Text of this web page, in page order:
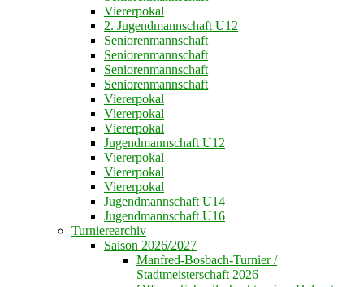
Viererpokal
2. Jugendmannschaft U12
Seniorenmannschaft
Seniorenmannschaft
Seniorenmannschaft
Seniorenmannschaft
Viererpokal
Viererpokal
Viererpokal
Jugendmannschaft U12
Viererpokal
Viererpokal
Viererpokal
Jugendmannschaft U14
Jugendmannschaft U16
Turnierearchiv
Saison 2026/2027
Manfred-Bosbach-Turnier /
Stadtmeisterschaft 2026